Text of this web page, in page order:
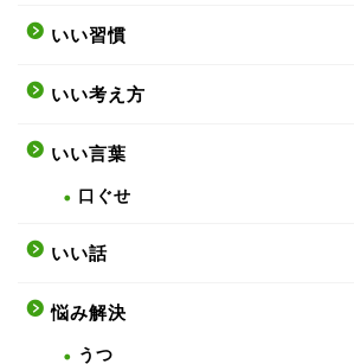
いい習慣
いい考え方
いい言葉
口ぐせ
いい話
悩み解決
うつ